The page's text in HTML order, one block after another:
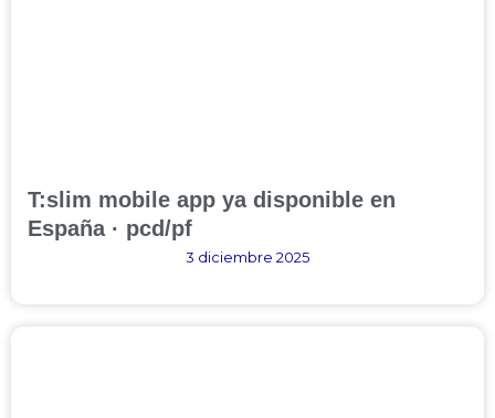
T:slim mobile app ya disponible en
España · pcd/pf
3 diciembre 2025